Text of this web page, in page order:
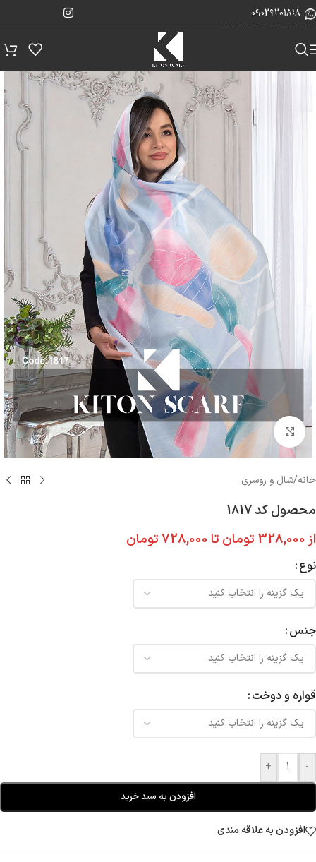
Skip to navigation
Skip to main content
09029201818
بزرگنمایی تصویر
خانه/شال و روسری
محصول کد 1817
از 328,000 تومان تا 728,000تومان
نوع
جنس
قواره و دوخت
-
+
افزودن به سبد خرید
افزودن به علاقه مندی